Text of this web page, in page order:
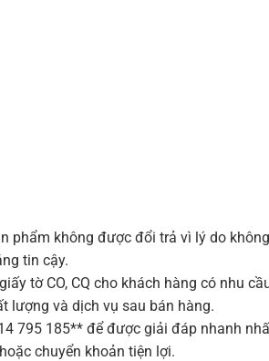
phẩm không được đổi trả vì lý do
tin cậy.
tờ CO, CQ cho khách hàng có nhu
lượng và dịch vụ sau bán hàng.
795 185** để được giải đáp nhanh
chuyển khoản tiện lợi.